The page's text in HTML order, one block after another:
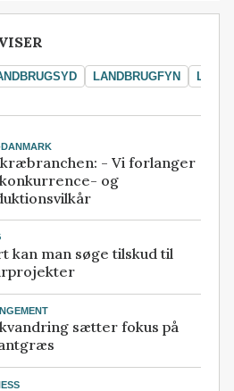
LANDBRUGFYN
- Vi forlanger
og
kan man søge tilskud til
sætter fokus på